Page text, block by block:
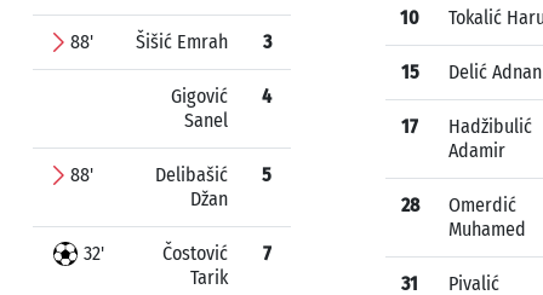
88' Šišić Emrah 3
Gigović
Sanel
4
88'
Delibašić
Džan
5
32'
Čostović
Tarik
7
10 Tokalić
15 Delić Adnan
17
Hadžibulić
Adamir
28
Omerdić
Muhamed
31
Pivalić